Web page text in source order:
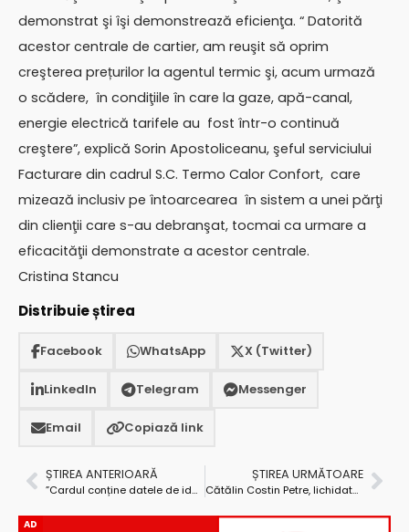
demonstrat şi îşi demonstrează eficienţa. “ Datorită
acestor centrale de cartier, am reuşit să oprim
creşterea prețurilor la agentul termic şi, acum urmază
o scădere, în condiţiile în care la gaze, apă-canal,
energie electrică tarifele au fost într-o continuă
creştere”, explică Sorin Apostoliceanu, şeful serviciului
Facturare din cadrul S.C. Termo Calor Confort, care
mizează inclusiv pe întoarcearea în sistem a unei părţi
din clienţii care s-au debranşat, tocmai ca urmare a
eficacităţii demonstrate a acestor centrale.
Cristina Stancu
Distribuie știrea
Facebook WhatsApp X (Twitter)
LinkedIn Telegram Messenger
Email Copiază link
ȘTIREA ANTERIOARĂ
”Cardul conține datele de identificare ale asiguratului, nu şi calitatea de donator de organe, după cum îşi fac griji unele persoane”
ȘTIREA URMĂTOARE
Cătălin Costin Petre, lichidatorul trimis în judecată de DNA: “Sunt nevinovat!”
AD